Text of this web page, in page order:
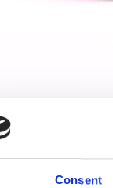
Consent